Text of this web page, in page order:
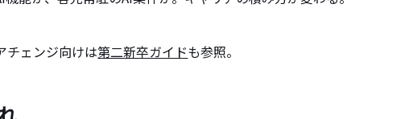
チェンジ向けは第二新卒ガイドも参照。